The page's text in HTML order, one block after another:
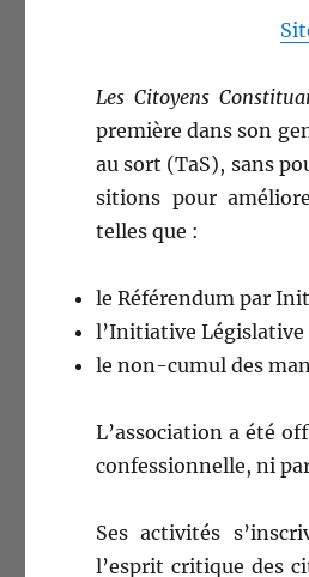
Les Citoyens
pre­mière dans son
au sort (TaS), sans
si­tions pour
telles que :
le Référen­dum par
l’Initiative Lég­isla­tive
le non-cumul des
L’association a été
con­fes­sion­nelle, ni
Ses activ­ités
l’esprit cri­tique des